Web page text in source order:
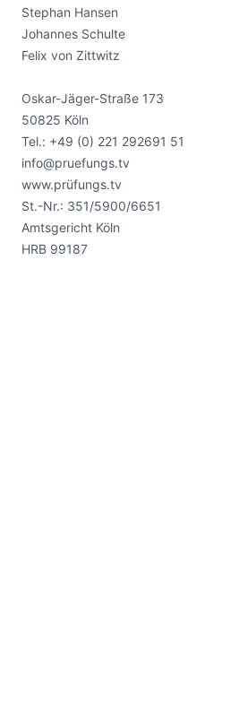
Stephan Hansen
Johannes Schulte
Felix von Zittwitz
Oskar-Jäger-Straße 173
50825 Köln
Tel.: +49 (0) 221 292691 51
info@pruefungs.tv
www.prüfungs.tv
St.-Nr.: 351/5900/6651
Amtsgericht Köln
HRB 99187